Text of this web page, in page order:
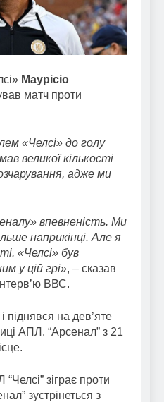
Маурісіо
матч проти
«Челсі» до голу
великої кількості
адже ми
впевненість. Ми
наприкінці. Але я
«Челсі» був
у цій грі», – сказав
ВВС.
піднявся на дев’яте
АПЛ. “Арсенал” з 21
зіграє проти
зустрінеться з